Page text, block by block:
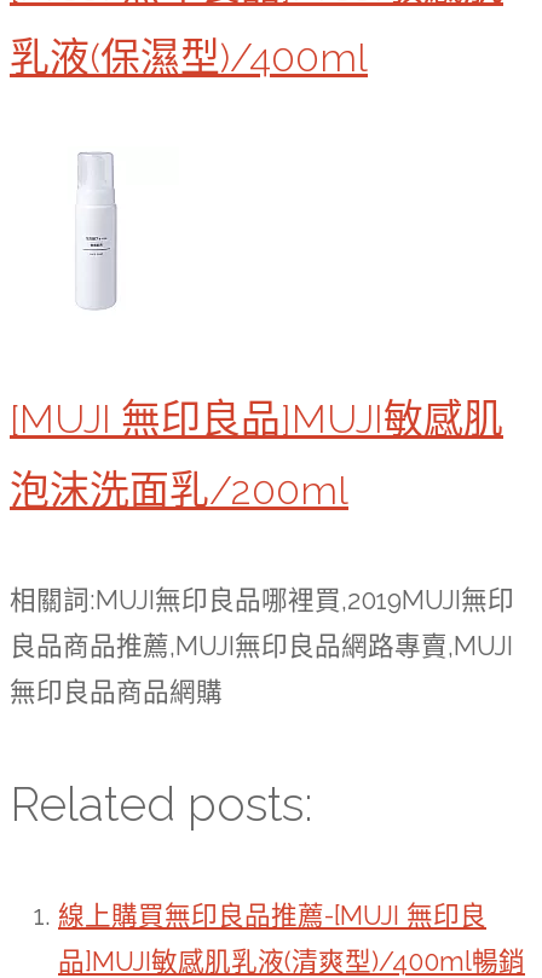
乳液(保濕型)/400ml
[MUJI 無印良品]MUJI敏感肌
泡沫洗面乳/200ml
相關詞:MUJI無印良品哪裡買,2019MUJI無印
良品商品推薦,MUJI無印良品網路專賣,MUJI
無印良品商品網購
Related posts:
線上購買無印良品推薦-[MUJI 無印良
品]MUJI敏感肌乳液(清爽型)/400ml暢銷